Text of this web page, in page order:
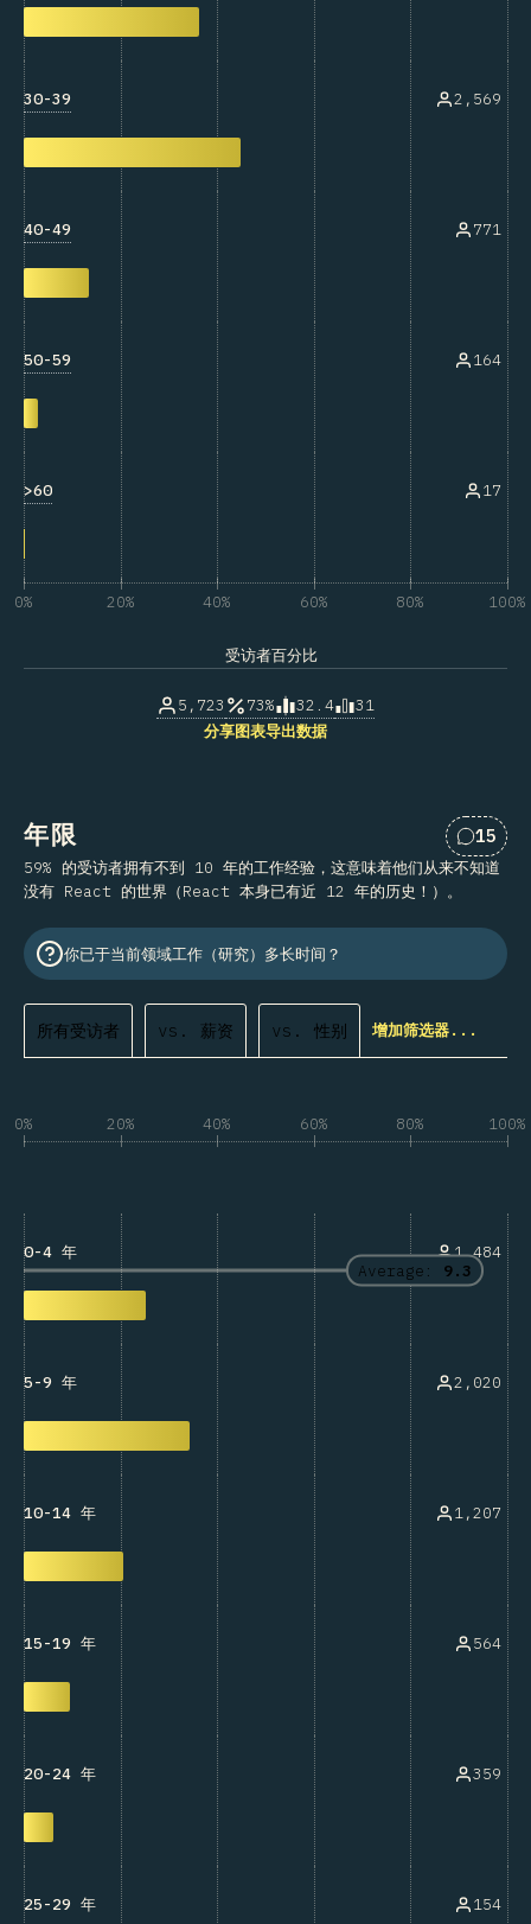
30-39 2,569
40-49 771
50-59 164
>60 17
0% 20% 40% 60% 80% 100%
受访者百分比
5,723 73% 32.4
31
分享图表导出数据
年限
对“年限
15
59% 的受访者拥有不到 10 年的工作经验，这意味着他们从来不知道
没有 React 的世界（React 本身已有近 12 年的历史！）。
你已于当前领域工作（研究）多长时间？
所有受访者 vs. 薪资 vs. 性别 增加筛选器...
0% 20% 40% 60% 80% 100%
Average: 9.3
0-4 年 1,484
5-9 年 2,020
10-14 年 1,207
15-19 年 564
20-24 年 359
25-29 年 154